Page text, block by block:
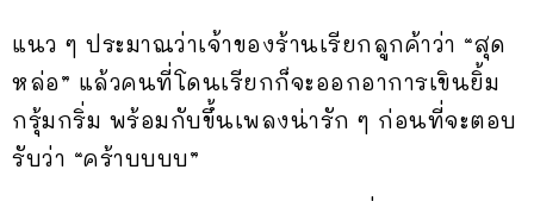
แนว ๆ ประมาณว่าเจ้าของร้านเรียกลูกค้าว่า “สุด
หล่อ” แล้วคนที่โดนเรียกก็จะออกอาการเขินยิ้ม
กรุ้มกริ่ม พร้อมกับขึ้นเพลงน่ารัก ๆ ก่อนที่จะตอบ
รับว่า “คร้าบบบบ”